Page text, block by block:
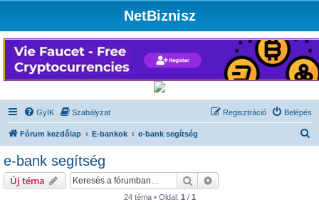
NetBiznisz
GyIK Szabályzat Belépés
Regisztráció
Fórum kezdőlap E-bankok e-bank segítség
e-bank segítség
Új téma Keresés
24 téma • Oldal: 1 / 1